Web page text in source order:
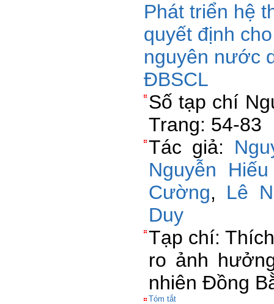
Phát triển hệ
quyết định
nguyên nước
ĐBSCL
Số tạp chí
Trang: 54-83
Tác giả:
Nguyễn
Cường, Lê
Duy
Tạp chí:
ro ảnh
nhiên Đồng
Tóm tắt